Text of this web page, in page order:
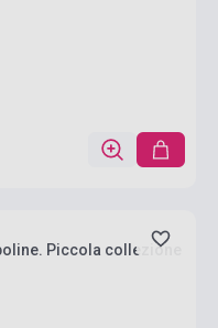
Piccola collezione